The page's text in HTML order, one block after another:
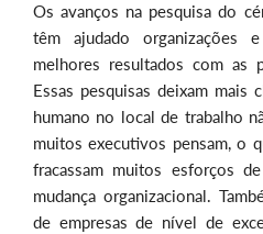
Os avanços na pesquisa do
têm ajudado organizações
melhores resultados com as
Essas pesquisas deixam mais
humano no local de trabalho
muitos executivos pensam, o
fracassam muitos esforços
mudança organizacional.
de empresas de nível de